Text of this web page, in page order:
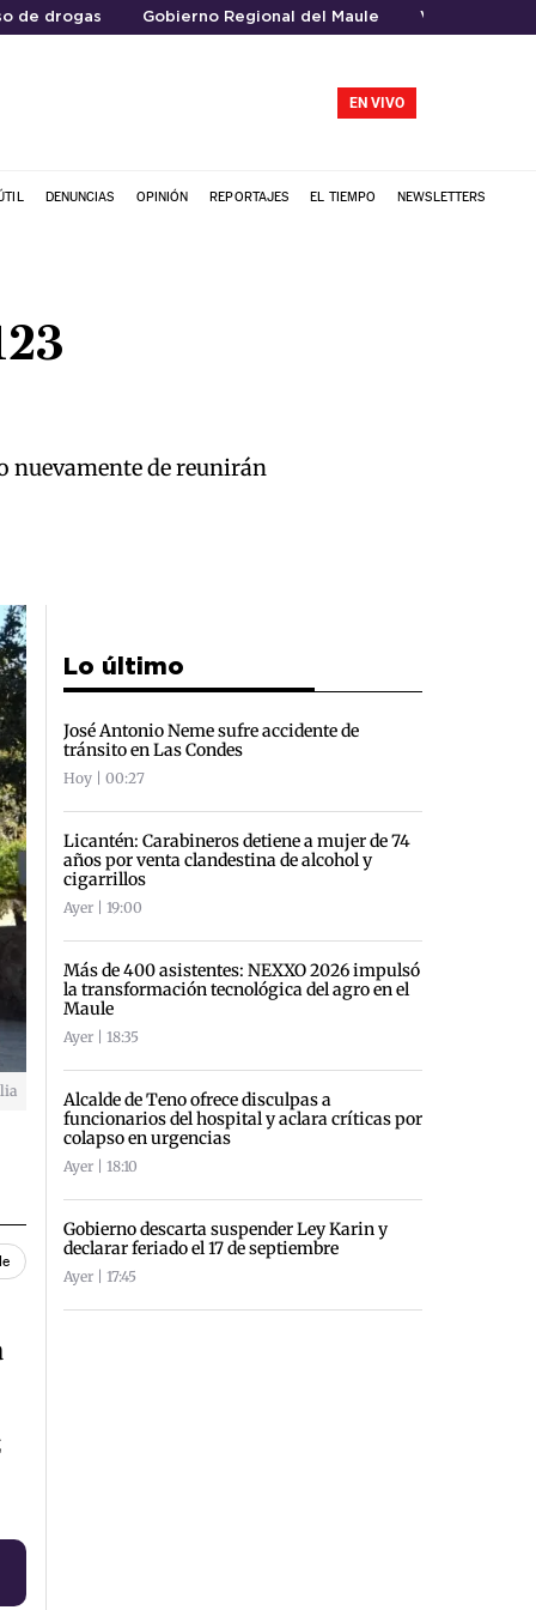
de drogas Gobierno Regional del Maule Viajes al
EN VIVO
DENUNCIAS OPINIÓN REPORTAJES EL TIEMPO NEWSLETTERS
nuevamente de reunirán
Lo último
José Antonio Neme sufre accidente de
tránsito en Las Condes
Hoy | 00:27
Licantén: Carabineros detiene a mujer de 74
años por venta clandestina de alcohol y
cigarrillos
Ayer | 19:00
Más de 400 asistentes: NEXXO 2026 impulsó
la transformación tecnológica del agro en el
Maule
Ayer | 18:35
Alcalde de Teno ofrece disculpas a
funcionarios del hospital y aclara críticas por
colapso en urgencias
Ayer | 18:10
Gobierno descarta suspender Ley Karin y
declarar feriado el 17 de septiembre
Ayer | 17:45